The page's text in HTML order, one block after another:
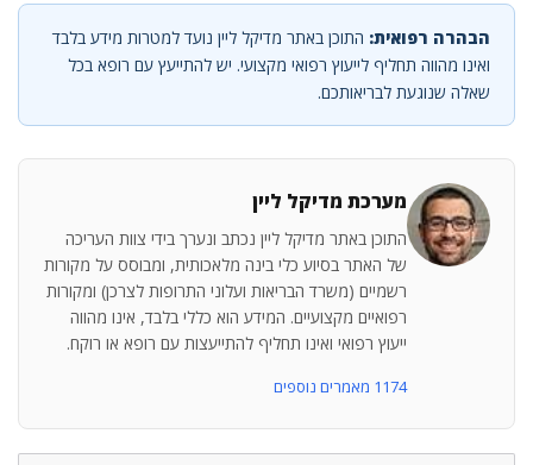
הבהרה רפואית: התוכן באתר מדיקל ליין נועד למטרות מידע בלבד
ואינו מהווה תחליף לייעוץ רפואי מקצועי. יש להתייעץ עם רופא בכל
שאלה שנוגעת לבריאותכם.
מערכת מדיקל ליין
התוכן באתר מדיקל ליין נכתב ונערך בידי צוות העריכה
של האתר בסיוע כלי בינה מלאכותית, ומבוסס על מקורות
רשמיים (משרד הבריאות ועלוני התרופות לצרכן) ומקורות
רפואיים מקצועיים. המידע הוא כללי בלבד, אינו מהווה
ייעוץ רפואי ואינו תחליף להתייעצות עם רופא או רוקח.
1174 מאמרים נוספים